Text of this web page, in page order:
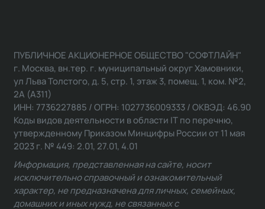
ПУБЛИЧНОЕ АКЦИОНЕРНОЕ ОБЩЕСТВО "СОФТЛАЙН"
г. Москва, вн.тер. г. муниципальный округ Хамовники,
ул Льва Толстого, д. 5, стр. 1, этаж 3, помещ. 1, ком. №2,
2А (А311)
ИНН: 7736227885 / ОГРН: 1027736009333 / ОКВЭД: 46.90
Коды видов деятельности в области IT по перечню,
утвержденному Приказом Минцифры России от 11 мая
2023 г. № 449: 2.01, 27.01, 4.01
Информация, представленная на сайте, носит
исключительно справочный и ознакомительный
характер, не предназначена для личных, семейных,
домашних и иных нужд, не связанных с